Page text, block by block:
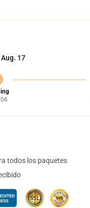
17
todos los paquetes